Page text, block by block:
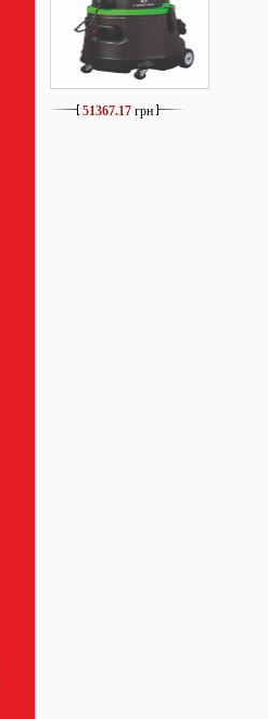
51367.17 грн